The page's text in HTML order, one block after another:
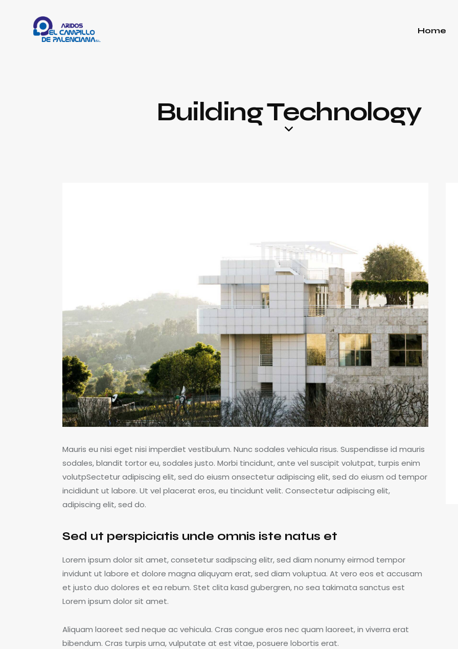
Home
Building Technology
Mauris eu nisi eget nisi imperdiet vestibulum. Nunc sodales vehicula risus. Suspendisse id mauris
sodales, blandit tortor eu, sodales justo. Morbi tincidunt, ante vel suscipit volutpat, turpis enim
volutpSectetur adipiscing elit, sed do eiusm onsectetur adipiscing elit, sed do eiusm od tempor
incididunt ut labore. Ut vel placerat eros, eu tincidunt velit. Consectetur adipiscing elit,
adipiscing elit, sed do.
Sed ut perspiciatis unde omnis iste natus et
Lorem ipsum dolor sit amet, consetetur sadipscing elitr, sed diam nonumy eirmod tempor
invidunt ut labore et dolore magna aliquyam erat, sed diam voluptua. At vero eos et accusam
et justo duo dolores et ea rebum. Stet clita kasd gubergren, no sea takimata sanctus est
Lorem ipsum dolor sit amet.
Aliquam laoreet sed neque ac vehicula. Cras congue eros nec quam laoreet, in viverra erat
bibendum. Cras turpis urna, vulputate at est vitae, posuere lobortis erat.